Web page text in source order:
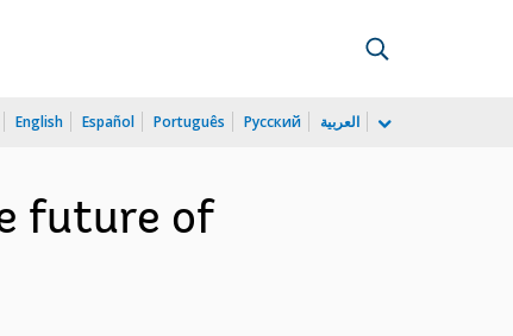
English Español Português Русский العربية
future of